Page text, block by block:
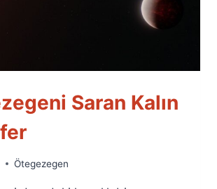
Saran Kalın
Ötegezegen